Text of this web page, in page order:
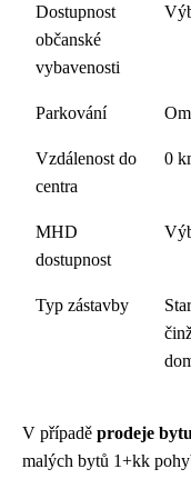
Dostupnost
občanské
vybavenosti
Parkování
Vzdálenost do
centra
0
MHD
dostupnost
Typ zástavby
V případě prodeje
malých bytů 1+kk